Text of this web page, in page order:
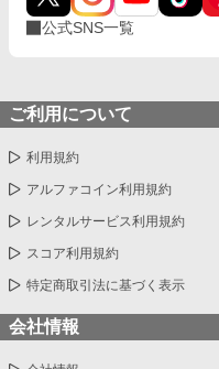
公式SNS一覧
ご利用について
利用規約
アルファコイン利用規約
レンタルサービス利用規約
スコア利用規約
特定商取引法に基づく表示
会社情報